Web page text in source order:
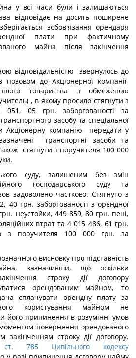
у всі часи були і залишаються
відповідає на досить поширене
зобов'язання орендаря
плати при фактичному
майна після закінчення
відповідальністю звернулось до
позовом до Акціонерної компанії
товариства з обмеженою
, в якому просило стягнути з
051, 05 грн. заборгованості за
засобу та спеціальної
Акціонерну компанію передати у
транспортні засоби та
стягнути з поручителя 100 000
суду, залишеним без змін
господарського суду та
задоволено частково. Стягнуто з
40 грн. заборгованості з орендної
неустойки, 449 859, 80 грн. пені,
втрат та 4 015 486, 61 грн.
з поручителя 100 000 грн. за
висновку про підставність
зазначивши, що оскільки
строку дії договору
орендованим майном, то
сплачувати орендну плату за
користування майном не
його припинення в розумінні умов
повернення орендованого
строку дії договору.
ст. 785 Цивільного кодексу